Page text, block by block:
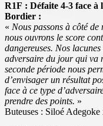
R1F : Défaite 4-3 face à
Bordier :
« Nous passons à côté
nous ouvrons le score
dangereuses. Nos
adversaire du jour qui va
seconde période nous
d’envisager un résultat
face à ce type
prendre des points. »
Buteuses : Siloé